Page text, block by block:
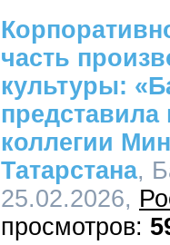
часть
культуры:
представила
коллегии
Татарстана,
25.02.2026,